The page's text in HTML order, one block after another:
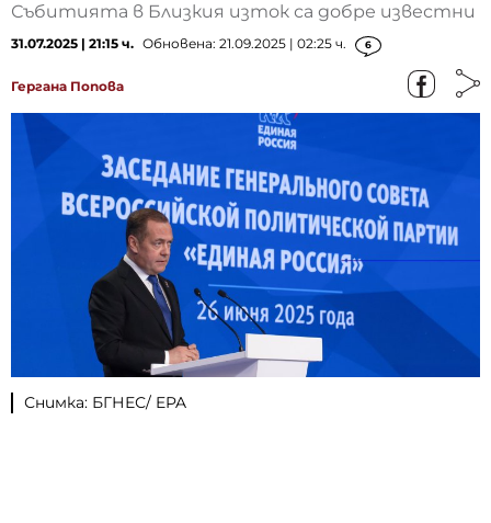
Събитията в Близкия изток са добре известни
31.07.2025 | 21:15 ч. Обновена: 21.09.2025 | 02:25 ч. 6
Гергана Попова
Снимка: БГНЕС/ EPA